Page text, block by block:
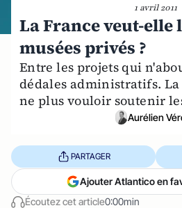
1 avril 2011
La France veut-elle
musées privés ?
Entre les projets qui
dédales administratifs. La
ne plus vouloir soutenir
Aurélien
Écoutez cet article0:00min
PARTAGER
Ajouter Atlantico en